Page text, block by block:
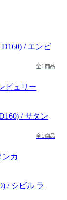
全1商品
ピュリー
全1商品
ンカ